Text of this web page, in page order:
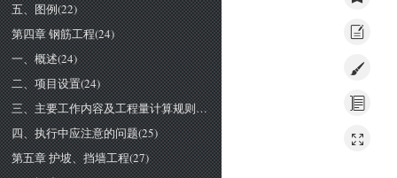
五、图例(22)
第四章 钢筋工程(24)
一、概述(24)
二、项目设置(24)
三、主要工作内容及工程量计算规则(24)
四、执行中应注意的问题(25)
第五章 护坡、挡墙工程(27)